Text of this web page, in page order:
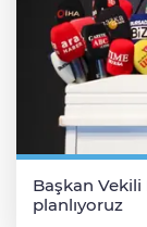
Başkan Vekili
planlıyoruz